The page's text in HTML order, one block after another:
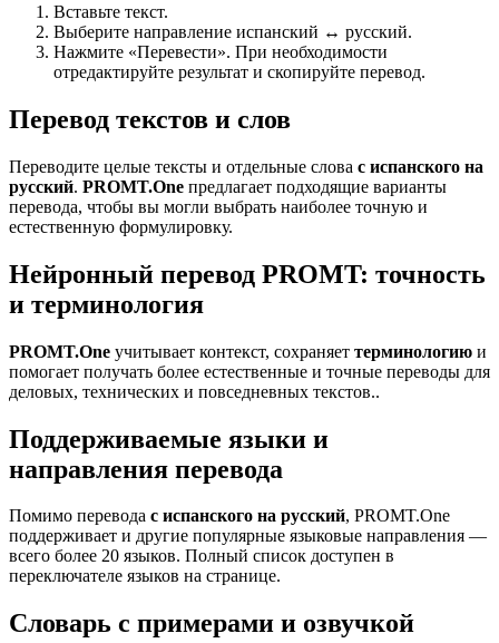
Вставьте текст.
Выберите направление испанский ↔ русский.
Нажмите «Перевести». При необходимости
отредактируйте результат и скопируйте перевод.
Перевод текстов и слов
Переводите целые тексты и отдельные слова с испанского на
русский. PROMT.One предлагает подходящие варианты
перевода, чтобы вы могли выбрать наиболее точную и
естественную формулировку.
Нейронный перевод PROMT: точность
и терминология
PROMT.One учитывает контекст, сохраняет терминологию и
помогает получать более естественные и точные переводы для
деловых, технических и повседневных текстов..
Поддерживаемые языки и
направления перевода
Помимо перевода с испанского на русский, PROMT.One
поддерживает и другие популярные языковые направления —
всего более 20 языков. Полный список доступен в
переключателе языков на странице.
Словарь с примерами и озвучкой